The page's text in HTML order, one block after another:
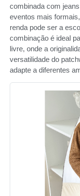
combinada com
eventos mais
renda pode ser a
combinação é ideal
livre, onde a
versatilidade do
adapte a diferentes